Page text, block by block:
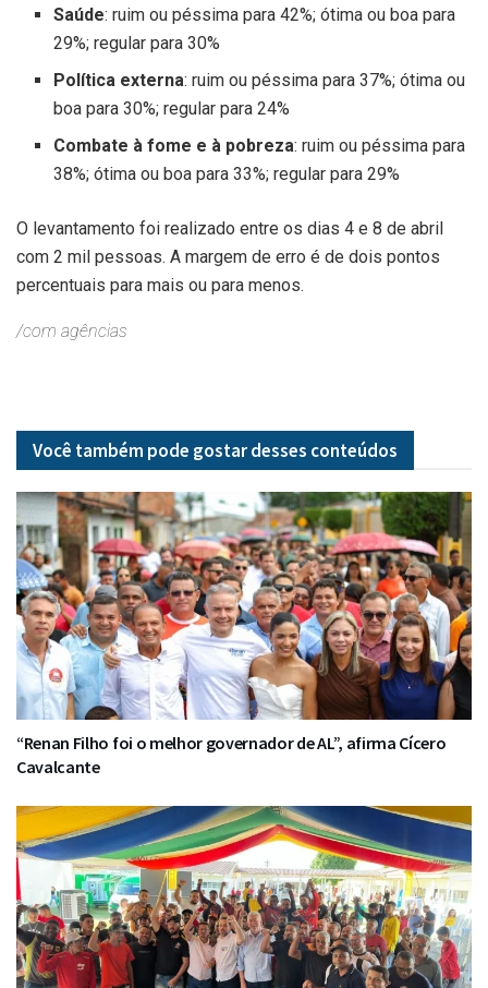
Saúde: ruim ou péssima para 42%; ótima ou boa para
29%; regular para 30%
Política externa: ruim ou péssima para 37%; ótima ou
boa para 30%; regular para 24%
Combate à fome e à pobreza: ruim ou péssima para
38%; ótima ou boa para 33%; regular para 29%
O levantamento foi realizado entre os dias 4 e 8 de abril
com 2 mil pessoas. A margem de erro é de dois pontos
percentuais para mais ou para menos.
/com agências
Você também pode gostar desses conteúdos
“Renan Filho foi o melhor governador de AL”, afirma Cícero
Cavalcante